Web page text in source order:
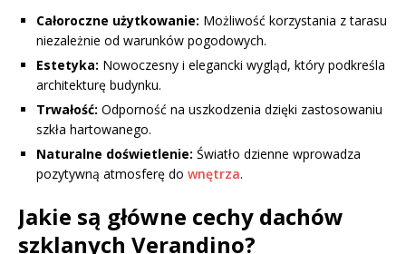
Całoroczne użytkowanie: Możliwość korzystania z tarasu
niezależnie od warunków pogodowych.
Estetyka: Nowoczesny i elegancki wygląd, który podkreśla
architekturę budynku.
Trwałość: Odporność na uszkodzenia dzięki zastosowaniu
szkła hartowanego.
Naturalne doświetlenie: Światło dzienne wprowadza
pozytywną atmosferę do wnętrza.
Jakie są główne cechy dachów
szklanych Verandino?